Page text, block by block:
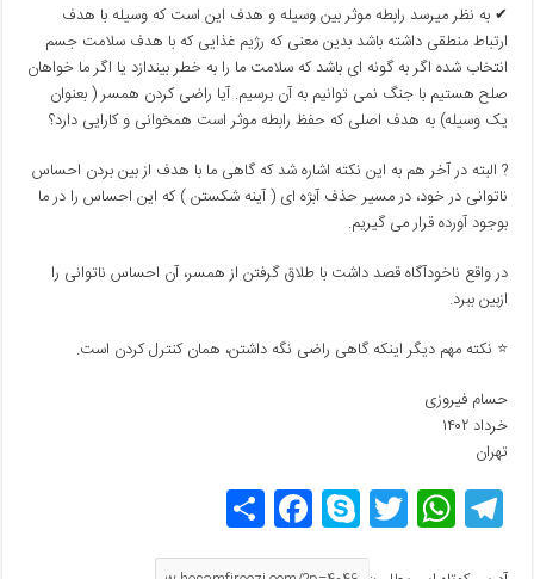
✔ به نظر میرسد رابطه موثر بین وسیله و هدف این است که وسیله با هدف
ارتباط منطقی داشته باشد بدین معنی که رژیم غذایی که با هدف سلامت جسم
انتخاب شده اگر به گونه ای باشد که سلامت ما را به خطر بیندازد یا اگر ما خواهان
صلح هستیم با جنگ نمی توانیم به آن برسیم. آیا راضی کردن همسر ( بعنوان
یک وسیله) به هدف اصلی که حفظ رابطه موثر است همخوانی و کارایی دارد؟
? البته در آخر هم به این نکته اشاره شد که گاهی ما با هدف از بین بردن احساس
ناتوانی در خود، در مسیر حذف آبژه ای ( آینه شکستن ) که این احساس را در ما
بوجود آورده قرار می گیریم.
در واقع ناخودآگاه قصد داشت با طلاق گرفتن از همسر، آن احساس ناتوانی را
ازبین ببرد.
⭐ نکته مهم دیگر اینکه گاهی راضی نگه داشتن، همان کنترل کردن است.
حسام فیروزی
خرداد ۱۴۰۲
تهران
T
el
W
h
T
w
S
ky
F
a ترا